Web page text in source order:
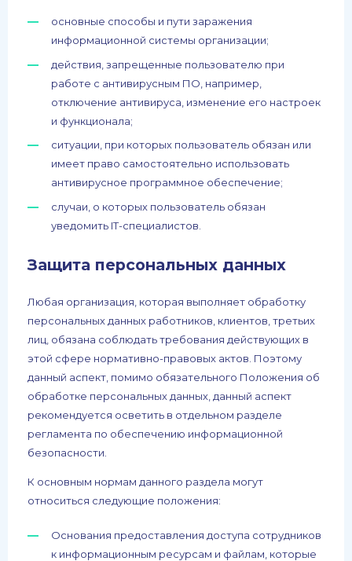
основные способы и пути заражения
информационной системы организации;
действия, запрещенные пользователю при
работе с антивирусным ПО, например,
отключение антивируса, изменение его настроек
и функционала;
ситуации, при которых пользователь обязан или
имеет право самостоятельно использовать
антивирусное программное обеспечение;
случаи, о которых пользователь обязан
уведомить IT-специалистов.
Защита персональных данных
Любая организация, которая выполняет обработку
персональных данных работников, клиентов, третьих
лиц, обязана соблюдать требования действующих в
этой сфере нормативно-правовых актов. Поэтому
данный аспект, помимо обязательного Положения об
обработке персональных данных, данный аспект
рекомендуется осветить в отдельном разделе
регламента по обеспечению информационной
безопасности.
К основным нормам данного раздела могут
относиться следующие положения:
Основания предоставления доступа сотрудников
к информационным ресурсам и файлам, которые